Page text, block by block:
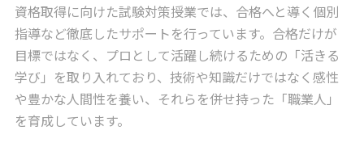
資格取得に向けた試験対策授業では、合格へと導く個別
指導など徹底したサポートを行っています。合格だけが
目標ではなく、プロとして活躍し続けるための「活きる
学び」を取り入れており、技術や知識だけではなく感性
や豊かな人間性を養い、それらを併せ持った「職業人」
を育成しています。